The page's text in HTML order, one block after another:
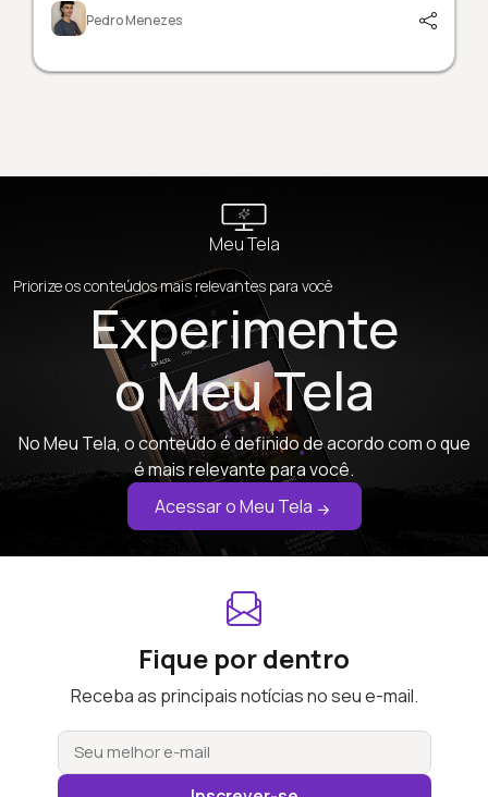
Pedro Menezes
Meu Tela
Priorize os conteúdos mais relevantes para você
Experimente
o Meu Tela
No Meu Tela, o conteúdo é definido de acordo com o que
é mais relevante para você.
Acessar o Meu Tela
Fique por dentro
Receba as principais notícias no seu e-mail.